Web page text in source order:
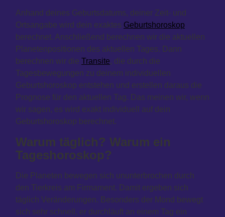
Anhand deines Geburtsdatums, deiner Zeit- und
Ortsangabe wird dein exaktes Geburtshoroskop
berechnet. Anschließend berechnen wir die aktuellen
Planetenpositionen des aktuellen Tages. Dann
berechnen wir die Transite, die durch die
Tagesbewegungen zu deinem individuellen
Geburtshoroskop entstehen und erstellen daraus die
Prognose für den aktuellen Tag. Das meinen wir, wenn
wir sagen, es wird exakt individuell auf dein
Geburtshoroskop berechnet.
Warum täglich? Warum ein
Tageshoroskop?
Die Planeten bewegen sich ununterbrochen durch
den Tierkreis am Firmament. Damit ergeben sich
täglich Veränderungen. Besonders der Mond bewegt
sich sehr schnell, er durchläuft an einem Tag ein